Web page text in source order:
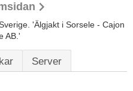
'Älgjakt i Sorsele - Cajon
AB.'
Server